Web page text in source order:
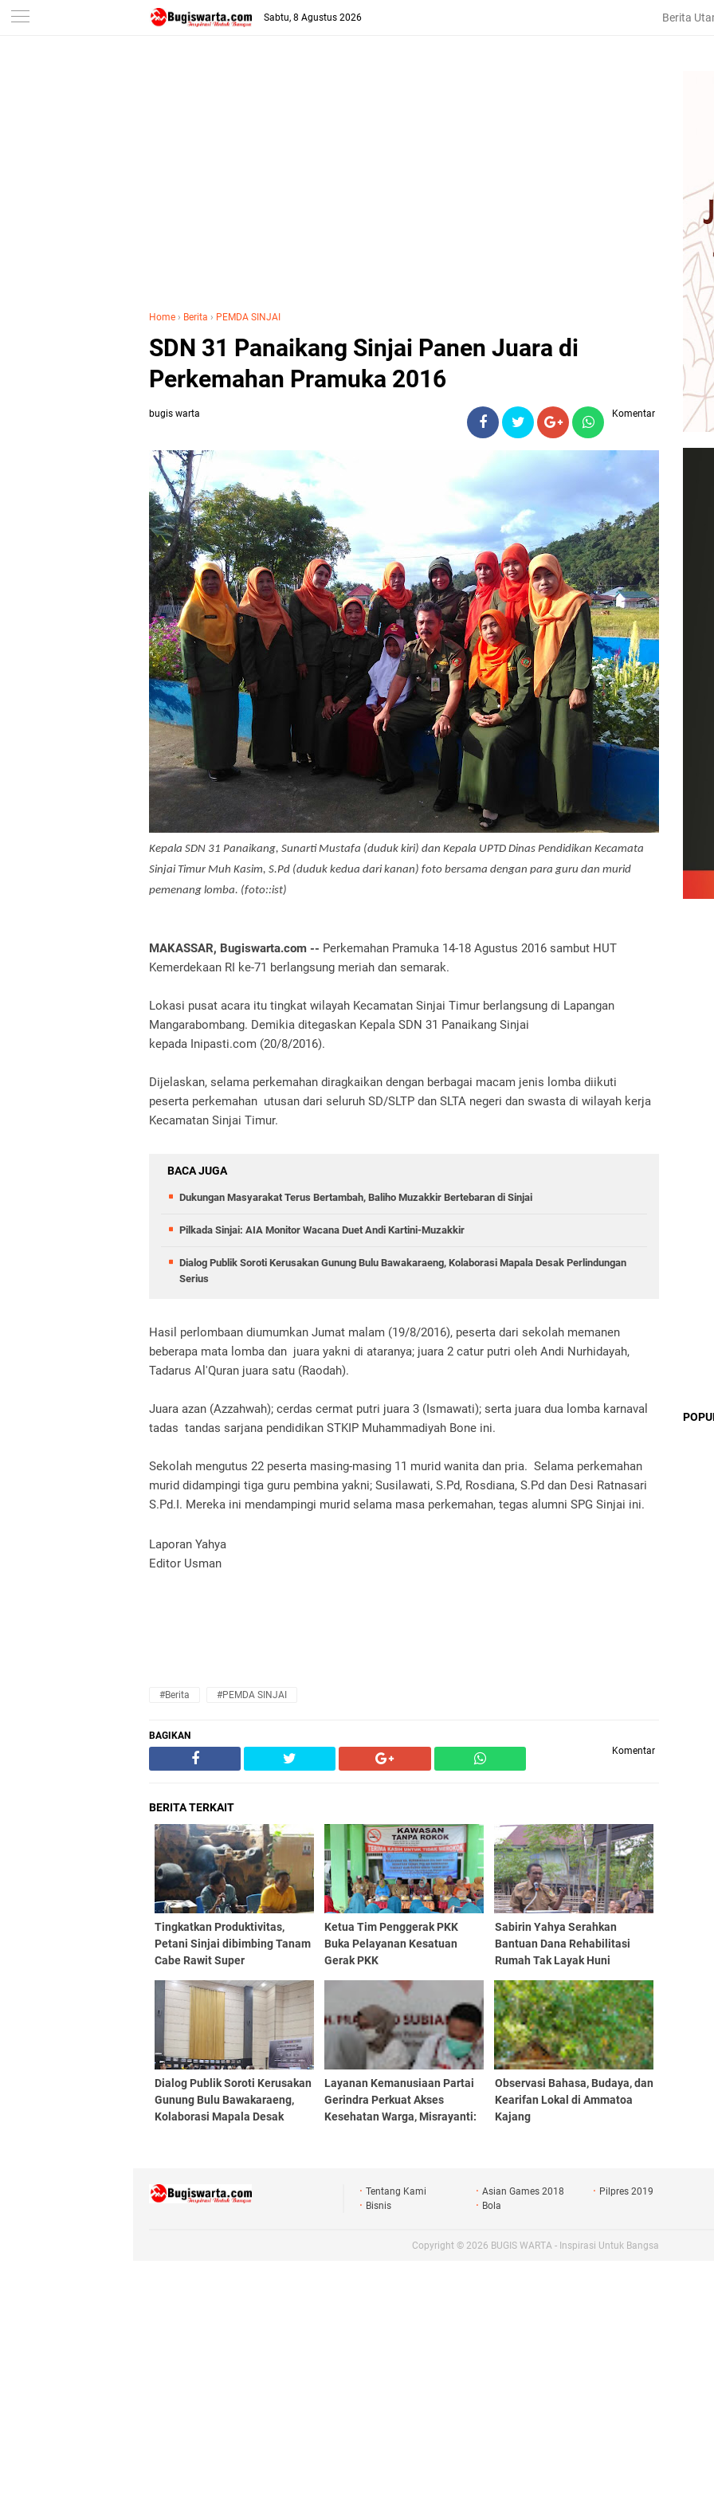
-->
Sabtu, 8 Agustus 2026 Berita
Home › Berita › PEMDA SINJAI
SDN 31 Panaikang Sinjai Panen Juara di
Perkemahan Pramuka 2016
bugis warta Komentar
Kepala SDN 31 Panaikang, Sunarti Mustafa (duduk kiri) dan Kepala UPTD Dinas Pendidikan Kecamata
Sinjai Timur Muh Kasim, S.Pd (duduk kedua dari kanan) foto bersama dengan para guru dan murid
pemenang lomba. (foto::ist)
MAKASSAR, Bugiswarta.com -- ‎ Perkemahan Pramuka 14-18 Agustus 2016 sambut HUT
Kemerdekaan RI ke-71 berlangsung meriah dan semarak.
Lokasi pusat acara itu tingkat wilayah Kecamatan Sinjai Timur berlangsung di Lapangan
Mangarabombang. Demikia ditegaskan Kepala SDN 31 Panaikang Sinjai
kepada Inipasti.com (20/8/2016).
Dijelaskan, selama perkemahan diragkaikan dengan berbagai macam jenis lomba diikuti
peserta perkemahan utusan dari seluruh SD/SLTP dan SLTA negeri dan swasta di wilayah kerja
Kecamatan Sinjai Timur.
BACA JUGA
Dukungan Masyarakat Terus Bertambah, Baliho Muzakkir Bertebaran di Sinjai
Pilkada Sinjai: AIA Monitor Wacana Duet Andi Kartini-Muzakkir
Dialog Publik Soroti Kerusakan Gunung Bulu Bawakaraeng, Kolaborasi Mapala Desak Perlindungan
Serius
Hasil perlombaan diumumkan Jumat malam (19/8/2016), peserta dari sekolah memanen
beberapa mata lomba dan juara yakni di ataranya; juara 2 catur putri oleh Andi Nurhidayah,
Tadarus Al'Quran juara satu (Raodah).
Juara azan (Azzahwah); cerdas cermat putri juara 3 (Ismawati); serta juara dua lomba karnaval
tadas tandas sarjana pendidikan STKIP Muhammadiyah Bone ini.
Sekolah mengutus 22 peserta masing-masing 11 murid wanita dan pria. Selama perkemahan
murid didampingi tiga guru pembina yakni; Susilawati, S.Pd, Rosdiana, S.Pd dan Desi Ratnasari
S.Pd.I. Mereka ini mendampingi murid selama masa perkemahan, tegas alumni SPG Sinjai ini.
Laporan Yahya
Editor Usman
#Berita #PEMDA SINJAI
BAGIKAN
Komentar
BERITA TERKAIT
Tingkatkan Produktivitas,
Petani Sinjai dibimbing Tanam
Cabe Rawit Super
Ketua Tim Penggerak PKK
Buka Pelayanan Kesatuan
Gerak PKK
Sabirin Yahya Serahkan
Bantuan Dana Rehabilitasi
Rumah Tak Layak Huni
Dialog Publik Soroti Kerusakan
Gunung Bulu Bawakaraeng,
Kolaborasi Mapala Desak
Layanan Kemanusiaan Partai
Gerindra Perkuat Akses
Kesehatan Warga, Misrayanti:
Observasi Bahasa, Budaya, dan
Kearifan Lokal di Ammatoa
Kajang
Tentang Kami Asian Games 2018
Pilpres 2019
Bisnis
Bola
Copyright © 2026 BUGIS WARTA - Inspirasi Untuk Bangsa